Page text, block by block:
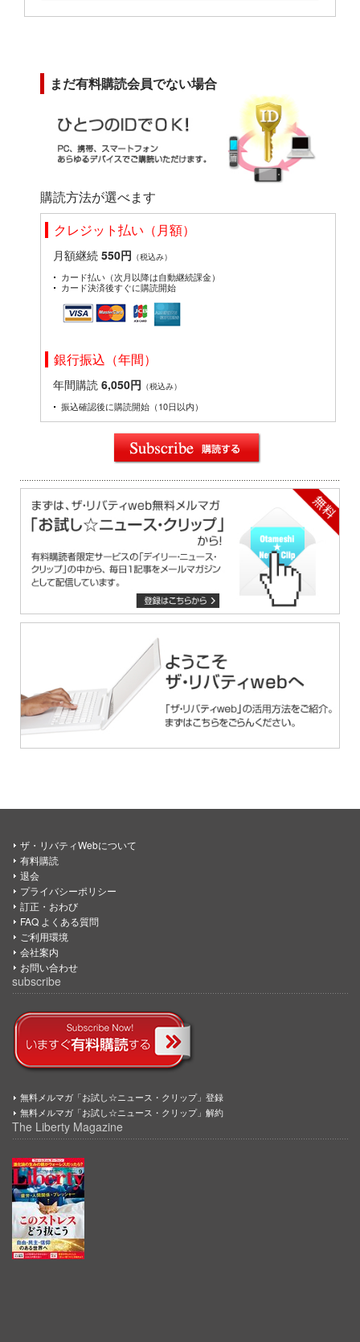
まだ有料購読会員でない場合
購読方法が選べます
クレジット払い（月額）
月額継続 550円 （税込み）
カード払い（次月以降は自動継続課金）
カード決済後すぐに購読開始
銀行振込（年間）
年間購読 6,050円 （税込み）
振込確認後に購読開始（10日以内）
ザ・リバティWebについて
有料購読
退会
プライバシーポリシー
訂正・おわび
FAQ よくある質問
ご利用環境
会社案内
お問い合わせ
subscribe
無料メルマガ「お試し☆ニュース・クリップ」登録
無料メルマガ「お試し☆ニュース・クリップ」解約
The Liberty Magazine